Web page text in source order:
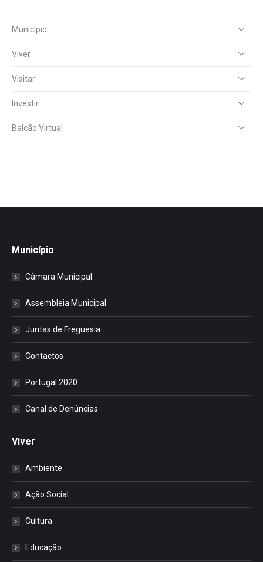
Município
Viver
Visitar
Investir
Balcão Virtual
Município
Câmara Municipal
Assembleia Municipal
Juntas de Freguesia
Contactos
Portugal 2020
Canal de Denúncias
Viver
Ambiente
Ação Social
Cultura
Educação